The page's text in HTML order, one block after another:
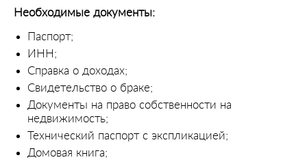
Необходимые документы:
Паспорт;
ИНН;
Справка о доходах;
Свидетельство о браке;
Документы на право собственности на
недвижимость;
Технический паспорт с экспликацией;
Домовая книга;